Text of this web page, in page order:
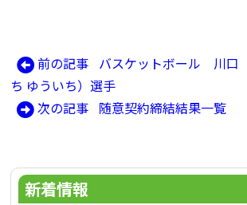
投
稿
ゲ
前の記事 前
の
記
バスケットボール 川口
ち ゆういち）選手
次の記事 次
事:
随意契約締結結果一覧
新着情報